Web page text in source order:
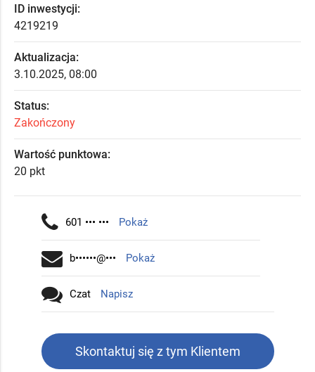
ID inwestycji:
4219219
Aktualizacja:
3.10.2025, 08:00
Status:
Zakończony
Wartość punktowa:
20 pkt
601 ••• ••• Pokaż
b••••••@••• Pokaż
Czat Napisz
Skontaktuj się z tym Klientem